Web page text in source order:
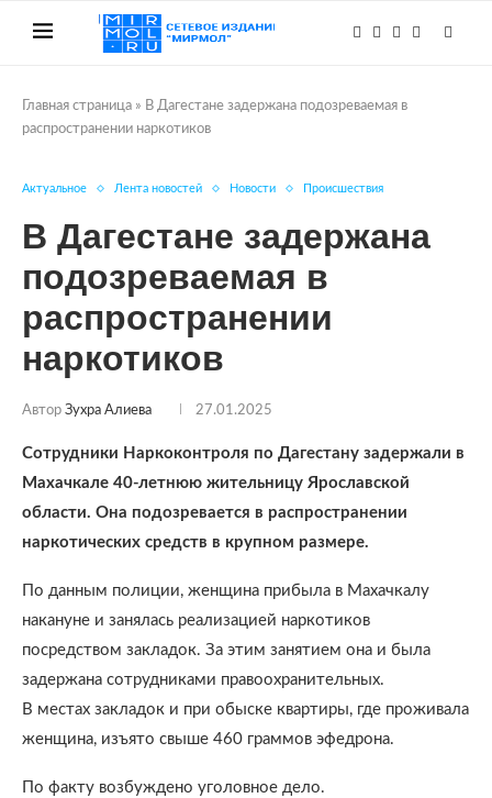
Главная страница » В Дагестане задержана подозреваемая в
распространении наркотиков
Актуальное Лента новостей Новости Происшествия
В Дагестане задержана
подозреваемая в
распространении
наркотиков
Автор Зухра Алиева 27.01.2025
Сотрудники Наркоконтроля по Дагестану задержали в
Махачкале 40-летнюю жительницу Ярославской
области. Она подозревается в распространении
наркотических средств в крупном размере.
По данным полиции, женщина прибыла в Махачкалу
накануне и занялась реализацией наркотиков
посредством закладок. За этим занятием она и была
задержана сотрудниками правоохранительных.
В местах закладок и при обыске квартиры, где проживала
женщина, изъято свыше 460 граммов эфедрона.
По факту возбуждено уголовное дело.